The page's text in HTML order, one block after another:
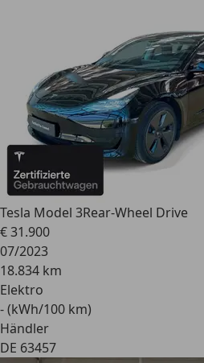
Tesla Model 3Rear-Wheel Drive
€ 31.900
07/2023
18.834 km
Elektro
- (kWh/100 km)
Händler
DE 63457